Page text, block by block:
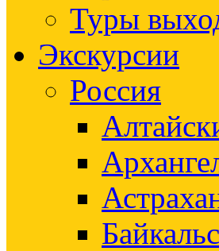
Туры
Экскурсии
Россия